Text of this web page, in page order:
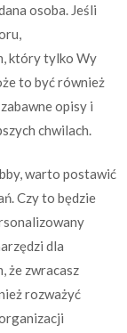
osoba. Jeśli
który tylko Wy
to być również
opisy i
chwilach.
warto postawić
Czy to będzie
dla
że zwracasz
rozważyć